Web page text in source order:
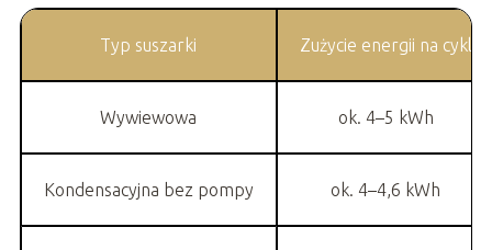
Typ suszarki Zużycie energii na cykl
Wywiewowa ok. 4–5 kWh
Kondensacyjna bez pompy ok. 4–4,6 kWh